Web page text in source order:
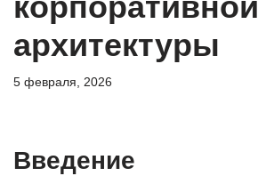
архитектуры
5 февраля, 2026
Введение